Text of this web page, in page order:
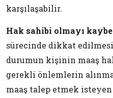
karşılaşabilir.
Hak sahibi olmayı
sürecinde dikkat
durumun kişinin maaş
gerekli önlemlerin
maaş talep etmek